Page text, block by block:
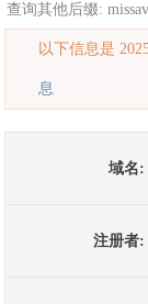
查询其他后缀:
以下信息是
息
域名:
注册者: